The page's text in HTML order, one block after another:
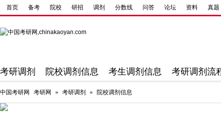
首页 备考 院校 研招 调剂 分数线 问答 论坛 资料 真题
考研调剂 院校调剂信息 考生调剂信息 考研调剂流
中国考研网 考研网 » 考研调剂 » 院校调剂信息